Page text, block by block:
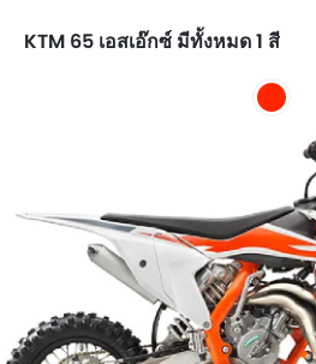
KTM 65 เอสเอ๊กซ์ มีทั้งหมด 1 สี